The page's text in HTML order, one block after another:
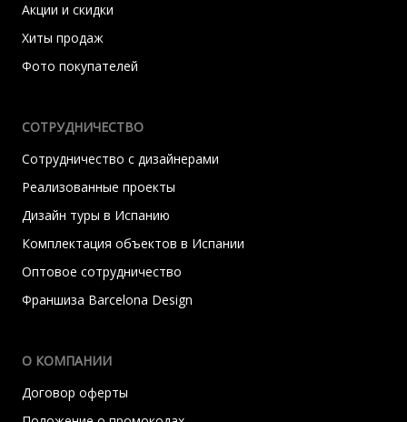
Акции и скидки
Хиты продаж
Фото покупателей
СОТРУДНИЧЕСТВО
Сотрудничество с дизайнерами
Реализованные проекты
Дизайн туры в Испанию
Комплектация объектов в Испании
Оптовое сотрудничество
Франшиза Barcelona Design
О КОМПАНИИ
Договор оферты